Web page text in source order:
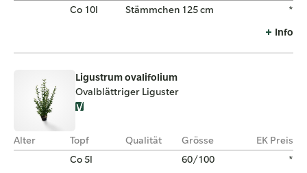
Co 10l
Stämmchen 125 cm *
Info
Ligustrum ovalifolium
Ovalblättriger Liguster
Alter Topf Qualität Grösse
EK Preis
Co 5l
60/100 *